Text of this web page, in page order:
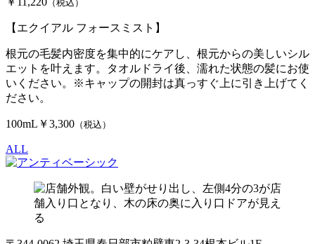
（税込）
【エクイアル フォースミスト】
根元の毛髪内密度を集中的にケアし、根元からの美しいシル
エットを叶えます。タオルドライ後、濡れた状態の髪にお使
いください。※キャップの開封は真っすぐ上に引き上げてく
ださい。
100mL￥3,300 （税込）
ALL